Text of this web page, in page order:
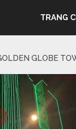
TRANG
GLOBE